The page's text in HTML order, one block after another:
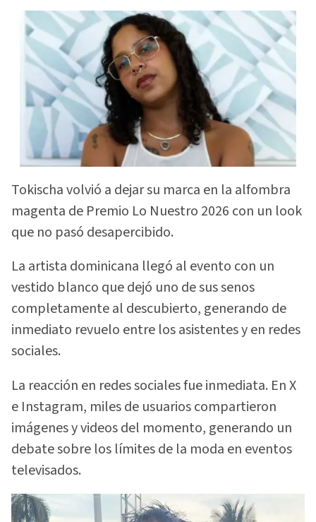
Tokischa volvió a dejar su marca en la alfombra
magenta de Premio Lo Nuestro 2026 con un look
que no pasó desapercibido.
La artista dominicana llegó al evento con un
vestido blanco que dejó uno de sus senos
completamente al descubierto, generando de
inmediato revuelo entre los asistentes y en redes
sociales.
La reacción en redes sociales fue inmediata. En X
e Instagram, miles de usuarios compartieron
imágenes y videos del momento, generando un
debate sobre los límites de la moda en eventos
televisados.